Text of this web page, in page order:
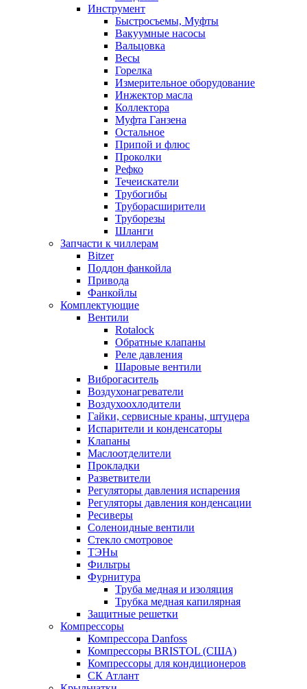
Инструмент
Быстросъемы, Муфты
Вакуумные насосы
Вальцовка
Весы
Горелка
Измерительное оборудование
Инжектор масла
Коллектора
Муфта Ганзена
Остальное
Припой и флюс
Проколки
Рефко
Течеискатели
Трубогибы
Труборасширители
Труборезы
Шланги
Запчасти к чиллерам
Bitzer
Поддон фанкойла
Привода
Фанкойлы
Комплектующие
Вентили
Rotalock
Обратные клапаны
Реле давления
Шаровые вентили
Виброгаситель
Воздухонагреватели
Воздухоохлодители
Гайки, сервисные краны, штуцера
Испарители и конденсаторы
Клапаны
Маслоотделители
Прокладки
Разветвители
Регуляторы давления испарения
Регуляторы давления конденсации
Ресиверы
Соленоидные вентили
Стекло смотровое
ТЭНы
Фильтры
Фурнитура
Труба медная и изоляция
Трубка медная капилярная
Защитные решетки
Компрессоры
Компрессора Danfoss
Компрессоры BRISTOL (США)
Компрессоры для кондиционеров
СК Атлант